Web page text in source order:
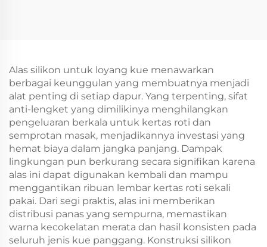
Stres Kontemporer
Alas silikon untuk loyang kue menawarkan
berbagai keunggulan yang membuatnya menjadi
alat penting di setiap dapur. Yang terpenting, sifat
anti-lengket yang dimilikinya menghilangkan
pengeluaran berkala untuk kertas roti dan
semprotan masak, menjadikannya investasi yang
hemat biaya dalam jangka panjang. Dampak
lingkungan pun berkurang secara signifikan karena
alas ini dapat digunakan kembali dan mampu
menggantikan ribuan lembar kertas roti sekali
pakai. Dari segi praktis, alas ini memberikan
distribusi panas yang sempurna, memastikan
warna kecokelatan merata dan hasil konsisten pada
seluruh jenis kue panggang. Konstruksi silikon